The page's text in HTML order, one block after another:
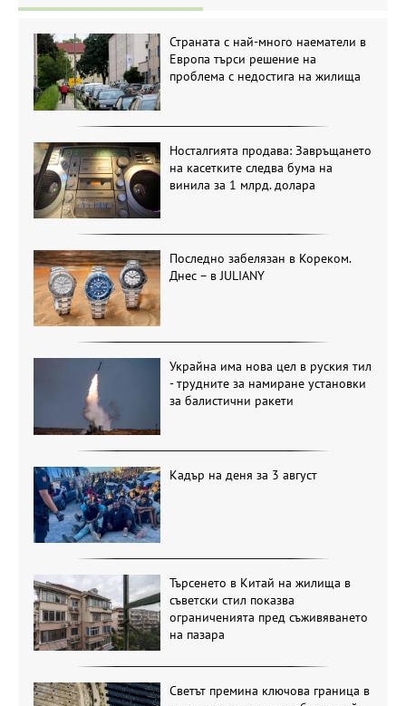
Страната с най-много наематели в
Европа търси решение на
проблема с недостига на жилища
Носталгията продава: Завръщането
на касетките следва бума на
винила за 1 млрд. долара
Последно забелязан в Кореком.
Днес – в JULIANY
Украйна има нова цел в руския тил
- трудните за намиране установки
за балистични ракети
Кадър на деня за 3 август
Търсенето в Китай на жилища в
съветски стил показва
ограниченията пред съживяването
на пазара
Светът премина ключова граница в